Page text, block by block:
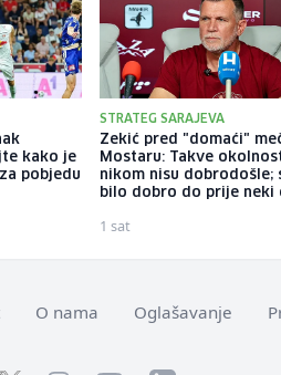
kako je
pobjedu
STRATEG SARAJEVA
Zekić pred "domaći"
Mostaru: Takve
nikom nisu dobrodošle;
bilo dobro do prije neki
1 sat
O nama Oglašavanje